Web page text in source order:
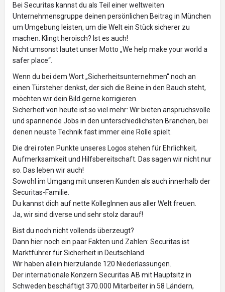
Bei Securitas kannst du als Teil einer weltweiten
Unternehmensgruppe deinen persönlichen Beitrag in München
um Umgebung leisten, um die Welt ein Stück sicherer zu
machen. Klingt heroisch? Ist es auch!
Nicht umsonst lautet unser Motto „We help make your world a
safer place“.
Wenn du bei dem Wort „Sicherheitsunternehmen“ noch an
einen Türsteher denkst, der sich die Beine in den Bauch steht,
möchten wir dein Bild gerne korrigieren.
Sicherheit von heute ist so viel mehr: Wir bieten anspruchsvolle
und spannende Jobs in den unterschiedlichsten Branchen, bei
denen neuste Technik fast immer eine Rolle spielt.
Die drei roten Punkte unseres Logos stehen für Ehrlichkeit,
Aufmerksamkeit und Hilfsbereitschaft. Das sagen wir nicht nur
so. Das leben wir auch!
Sowohl im Umgang mit unseren Kunden als auch innerhalb der
Securitas-Familie.
Du kannst dich auf nette KollegInnen aus aller Welt freuen.
Ja, wir sind diverse und sehr stolz darauf!
Bist du noch nicht vollends überzeugt?
Dann hier noch ein paar Fakten und Zahlen: Securitas ist
Marktführer für Sicherheit in Deutschland.
Wir haben allein hierzulande 120 Niederlassungen.
Der internationale Konzern Securitas AB mit Hauptsitz in
Schweden beschäftigt 370.000 Mitarbeiter in 58 Ländern,